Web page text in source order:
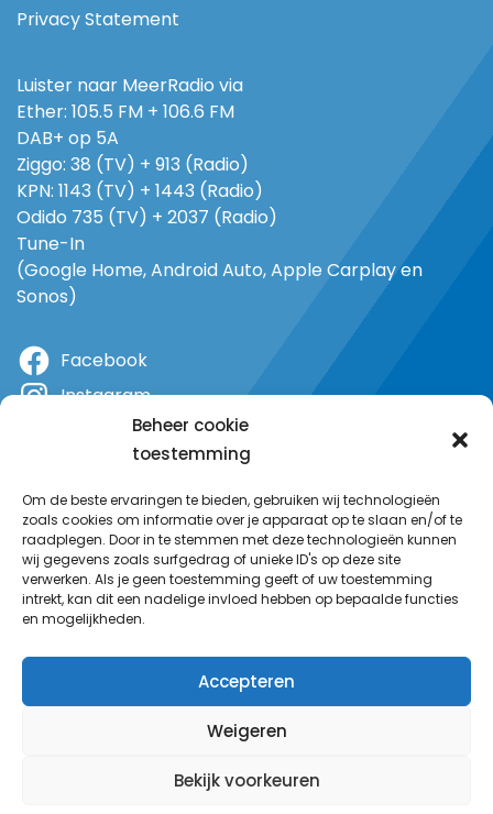
Beheer cookie
toestemming
Om de beste ervaringen te bieden, gebruiken wij technologieën
zoals cookies om informatie over je apparaat op te slaan en/of te
raadplegen. Door in te stemmen met deze technologieën kunnen
wij gegevens zoals surfgedrag of unieke ID's op deze site
verwerken. Als je geen toestemming geeft of uw toestemming
intrekt, kan dit een nadelige invloed hebben op bepaalde functies
en mogelijkheden.
Accepteren
Weigeren
Bekijk voorkeuren
Privacy Statement
Luister naar MeerRadio via
Ether: 105.5 FM + 106.6 FM
DAB+ op 5A
Ziggo: 38 (TV) + 913 (Radio)
KPN: 1143 (TV) + 1443 (Radio)
Odido 735 (TV) + 2037 (Radio)
Tune-In
(Google Home, Android Auto, Apple Carplay en
Sonos)
Facebook
Instagram
YouTube